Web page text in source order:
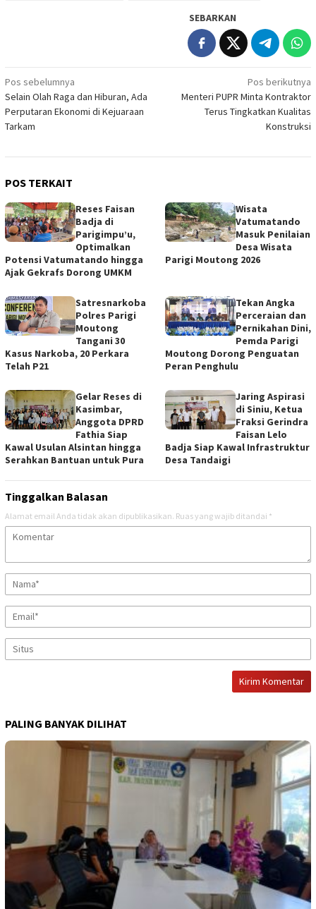
SEBARKAN
Navigasi
pos
Pos sebelumnya
Selain Olah Raga dan Hiburan, Ada
Perputaran Ekonomi di Kejuaraan
Tarkam
Pos berikutnya
Menteri PUPR Minta Kontraktor
Terus Tingkatkan Kualitas
Konstruksi
POS TERKAIT
Reses Faisan
Badja di
Parigimpu’u,
Optimalkan
Potensi Vatumatando hingga
Ajak Gekrafs Dorong UMKM
Wisata
Vatumatando
Masuk Penilaian
Desa Wisata
Parigi Moutong 2026
Satresnarkoba
Polres Parigi
Moutong
Tangani 30
Kasus Narkoba, 20 Perkara
Telah P21
Tekan Angka
Perceraian dan
Pernikahan Dini,
Pemda Parigi
Moutong Dorong Penguatan
Peran Penghulu
Gelar Reses di
Kasimbar,
Anggota DPRD
Fathia Siap
Kawal Usulan Alsintan hingga
Serahkan Bantuan untuk Pura
Jaring Aspirasi
di Siniu, Ketua
Fraksi Gerindra
Faisan Lelo
Badja Siap Kawal Infrastruktur
Desa Tandaigi
Tinggalkan Balasan
Alamat email Anda tidak akan dipublikasikan. Ruas yang wajib ditandai *
PALING BANYAK DILIHAT